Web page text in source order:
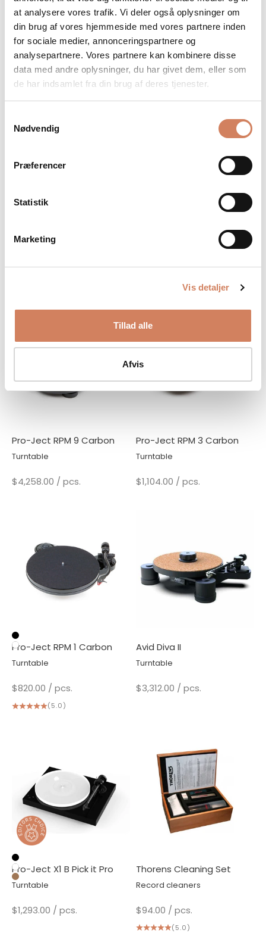
at analysere vores trafik. Vi deler også oplysninger om
din brug af vores hjemmeside med vores partnere inden
for sociale medier, annonceringspartnere og
analysepartnere. Vores partnere kan kombinere disse
data med andre oplysninger, du har givet dem, eller som
de har indsamlet fra din brug af deres tjenester.
Nødvendig
Præferencer
Statistik
Marketing
Vis detaljer
Tillad alle
Afvis
Turntable
Sale price/ pcs.
$505.00
Hvid
(4.0)
Turntable
Sale price / pcs.
From $867.00
Black High Gloss
Fir Green Satin
Wine Red Satin
(5.0)
Turntable
Pro-Ject RPM 9 Carbon
Turntable
Sale price / pcs.
$4,258.00
Pro-Ject RPM 3 Carbon
Turntable
Sale price/ pcs.
$1,104.00
White high-gloss
Red high-gloss
Black high-gloss
Pro-Ject RPM 1 Carbon
Turntable
Sale price/ pcs.
$820.00
Black
White
(5.0)
Avid Diva II
Turntable
Sale price/ pcs.
$3,312.00
Pro-Ject X1 B Pick it Pro
Turntable
Sale price/ pcs.
$1,293.00
Black High Gloss
White High Gloss
Real wood
Thorens Cleaning Set
Record cleaners
Sale price/ pcs.
$94.00
(5.0)